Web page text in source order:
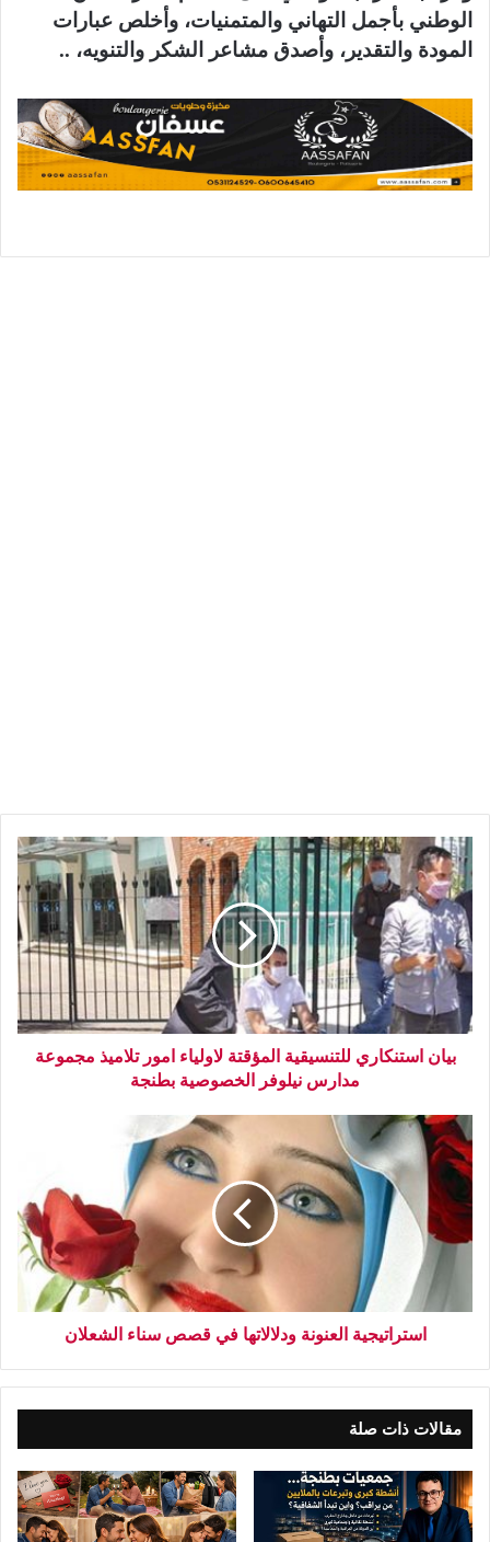
الوطني بأجمل التهاني والمتمنيات، وأخلص عبارات
المودة والتقدير، وأصدق مشاعر الشكر والتنويه، ..
بيان استنكاري للتنسيقية المؤقتة لاولياء امور تلاميذ مجموعة
مدارس نيلوفر الخصوصية بطنجة
استراتيجية العنونة ودلالاتها في قصص سناء الشعلان
مقالات ذات صلة